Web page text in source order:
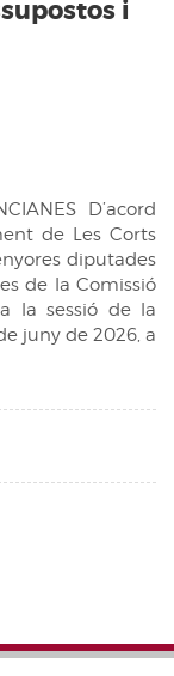
i
D’acord
de Les Corts
diputades
de la Comissió
a la sessió de la
juny de 2026, a